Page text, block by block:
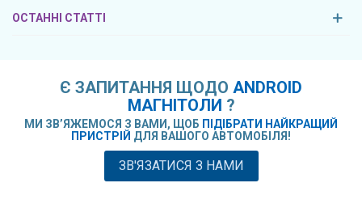
ОСТАННІ СТАТТІ
Є ЗАПИТАННЯ ЩОДО ANDROID
МАГНІТОЛИ ?
МИ ЗВ’ЯЖЕМОСЯ З ВАМИ, ЩОБ ПІДІБРАТИ НАЙКРАЩИЙ
ПРИСТРІЙ ДЛЯ ВАШОГО АВТОМОБІЛЯ!
ЗВ'ЯЗАТИСЯ З НАМИ